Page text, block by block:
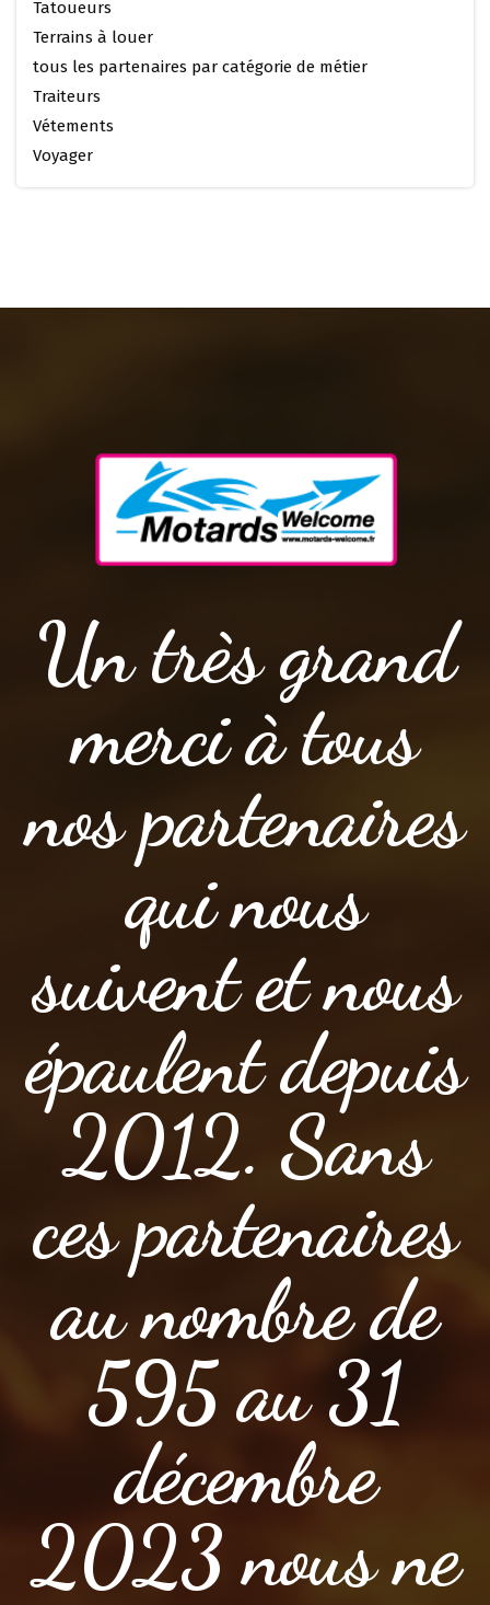
Tatoueurs
Terrains à louer
tous les partenaires par catégorie de métier
Traiteurs
Vétements
Voyager
Un très grand
merci à tous
nos partenaires
qui nous
suivent et nous
épaulent depuis
2012. Sans
ces partenaires
au nombre de
595 au 31
décembre
2023 nous ne